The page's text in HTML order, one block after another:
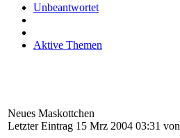
Unbeantwortet
Aktive Themen
Neues Maskottchen
Letzter Eintrag 15 Mrz 2004 03:31 von